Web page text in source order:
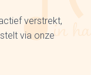
verstrekt,
via onze